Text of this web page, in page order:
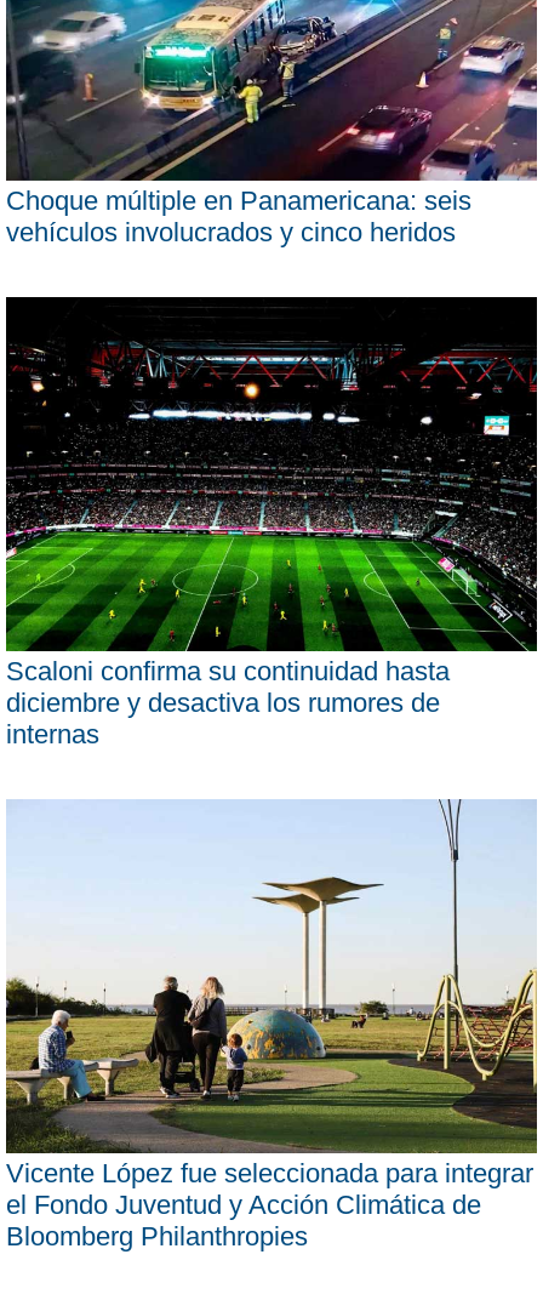
Choque múltiple en Panamericana: seis
vehículos involucrados y cinco heridos
Scaloni confirma su continuidad hasta
diciembre y desactiva los rumores de
internas
Vicente López fue seleccionada para integrar
el Fondo Juventud y Acción Climática de
Bloomberg Philanthropies